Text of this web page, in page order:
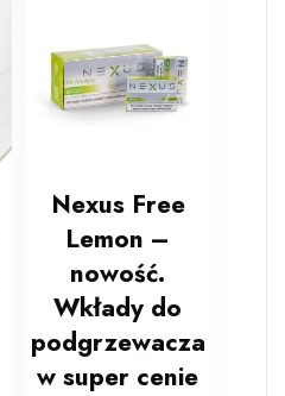
Nexus Free
Lemon –
nowość.
Wkłady do
podgrzewacza
w super cenie